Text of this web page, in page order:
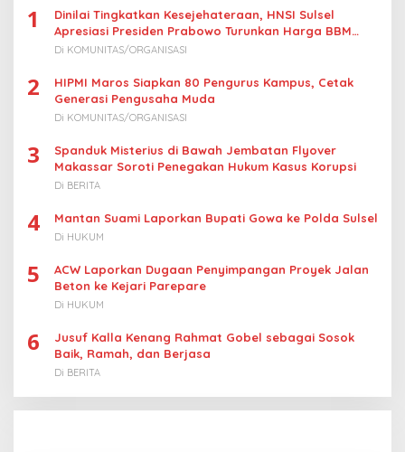
p
1
Dinilai Tingkatkan Kesejehateraan, HNSI Sulsel
Apresiasi Presiden Prabowo Turunkan Harga BBM
Nelayan
Di KOMUNITAS/ORGANISASI
2
HIPMI Maros Siapkan 80 Pengurus Kampus, Cetak
Generasi Pengusaha Muda
Di KOMUNITAS/ORGANISASI
3
Spanduk Misterius di Bawah Jembatan Flyover
Makassar Soroti Penegakan Hukum Kasus Korupsi
Di BERITA
4 Mantan Suami Laporkan Bupati Gowa ke Polda Sulsel
Di HUKUM
5
ACW Laporkan Dugaan Penyimpangan Proyek Jalan
Beton ke Kejari Parepare
Di HUKUM
6
Jusuf Kalla Kenang Rahmat Gobel sebagai Sosok
Baik, Ramah, dan Berjasa
Di BERITA